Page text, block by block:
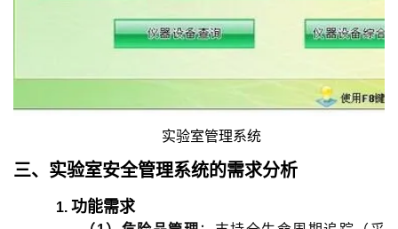
实验室管理系统
三、 实验室安全管理系统的需求分析
1. 功能需求